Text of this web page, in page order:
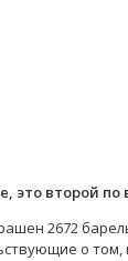
это второй
2672
о